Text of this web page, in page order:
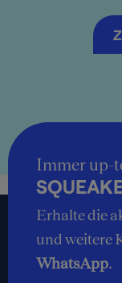
Immer up-
Erhalte die
und weitere
WhatsApp.